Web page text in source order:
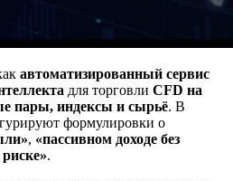
автоматизированный сервис
для торговли CFD на
пары, индексы и сырьё. В
формулировки о
, «пассивном доходе без
.